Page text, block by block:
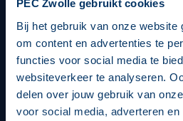
PEC Zwolle gebruikt cookies
Bij het gebruik van onze website
om content en advertenties te
functies voor social media te
websiteverkeer te analyseren.
delen over jouw gebruik van
voor social media, adverteren